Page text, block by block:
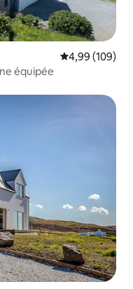
Note
4,99 (109)
équipée
aimés